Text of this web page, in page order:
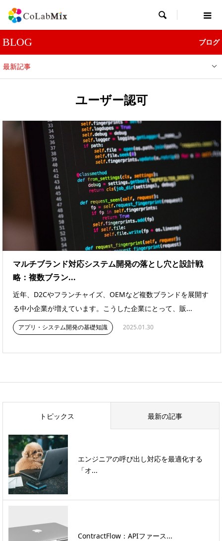

BLOG ブログ
最新記事
ユーザー認可
マルチブランド対応システム開発の落とし穴と設計戦
略：複数ブラン...
近年、D2Cやフランチャイズ、OEMなど複数ブランドを展開す
る中小企業が増えています。こうした企業にとって、販...
アプリ・システム開発の基礎知識 2025.01.30
トピックス 最新の記事
エンジニアの呼び出し対応を最適化する
「オ...
ContractFlow：APIファース...